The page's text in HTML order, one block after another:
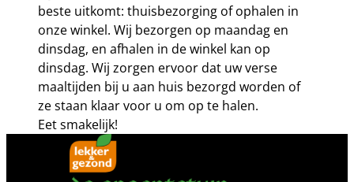
beste uitkomt: thuisbezorging of ophalen in
onze winkel. Wij bezorgen op maandag en
dinsdag, en afhalen in de winkel kan op
dinsdag. Wij zorgen ervoor dat uw verse
maaltijden bij u aan huis bezorgd worden of
ze staan klaar voor u om op te halen.
Eet smakelijk!